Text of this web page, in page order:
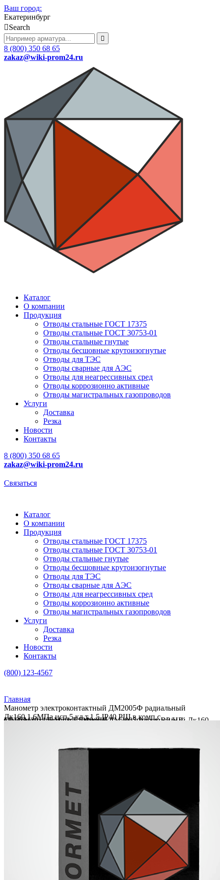
Ваш город:
Екатеринбург
Search
8 (800) 350 68 65
zakaz@wiki-prom24.ru
Каталог
О компании
Продукция
Отводы стальные ГОСТ 17375
Отводы стальные ГОСТ 30753-01
Отводы стальные гнутые
Отводы бесшовные крутоизогнутые
Отводы для ТЭС
Отводы сварные для АЭС
Отводы для неагрессивных сред
Отводы коррозионно активные
Отводы магистральных газопроводов
Услуги
Доставка
Резка
Новости
Контакты
8 (800) 350 68 65
zakaz@wiki-prom24.ru
Связаться
Каталог
О компании
Продукция
Отводы стальные ГОСТ 17375
Отводы стальные ГОСТ 30753-01
Отводы стальные гнутые
Отводы бесшовные крутоизогнутые
Отводы для ТЭС
Отводы сварные для АЭС
Отводы для неагрессивных сред
Отводы коррозионно активные
Отводы магистральных газопроводов
Услуги
Доставка
Резка
Новости
Контакты
(800) 123-4567
Главная
Манометр электроконтактный ДМ2005Ф радиальный
Дк160 1,6МПа исп 5 кл.т.1,5 IP40 РШ в комп.с
Манометр электроконтактный ДМ2005Ф радиальный Дк160 1,6МПа исп 5 кл.т.1,5 IP40 РШ в комп.с перех.ВР/НР G1/2xМ20х1,5 М20х1,5 Физтех